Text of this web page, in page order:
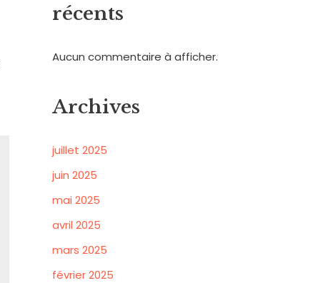
récents
Aucun commentaire à afficher.
Archives
juillet 2025
juin 2025
mai 2025
avril 2025
mars 2025
février 2025